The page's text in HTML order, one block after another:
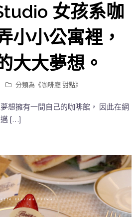
女孩系咖
小小公寓裡，
大大夢想。
分類為《咖啡廳 甜點》
想擁有一間自己的咖啡館， 因此在網
邁 […]